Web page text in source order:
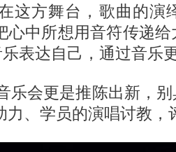
这方舞台，歌曲的演
心中所想用音符传递
乐表达自己，通过音乐
乐会更是推陈出新，
力、学员的演唱讨教，